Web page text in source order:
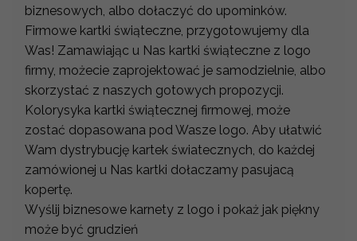
biznesowych, albo dołaczyć do upominków.
Firmowe kartki świąteczne, przygotowujemy dla
Was! Zamawiając u Nas kartki świąteczne z logo
firmy, możecie zaprojektować je samodzielnie, albo
skorzystać z naszych gotowych propozycji.
Kolorysyka kartki świątecznej firmowej, może
zostać dopasowana pod Wasze logo. Aby ułatwić
Wam dystrybucję kartek światecznych, do każdej
zamówionej u Nas kartki dołaczamy pasujacą
kopertę.
Wyślij biznesowe karnety z logo i pokaż jak piękny
może być grudzień